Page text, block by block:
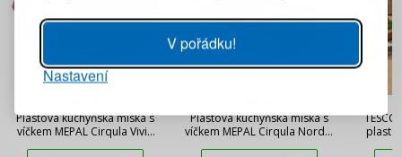
V pořádku!
Nastavení
Plastová kuchyňská miska s
víčkem MEPAL Cirqula Vivid
Plastová kuchyňská miska s
víčkem MEPAL Cirqula Nordic
PŘIHLÁSIT SE
Připomenutí hesla